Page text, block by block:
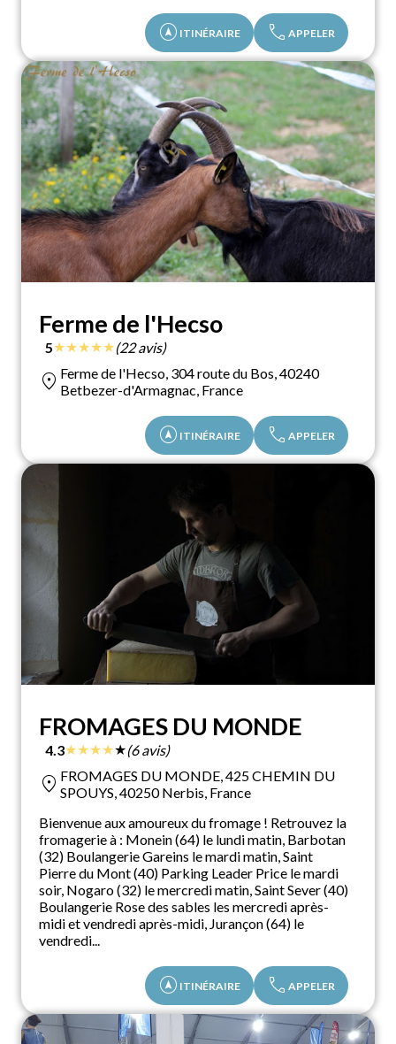
assistant_navigation ITINÉRAIRE call APPELER
Ferme de l'Hecso
5★★★★★(22 avis)
location_on Ferme de l'Hecso, 304 route du Bos, 40240
Betbezer-d'Armagnac, France
assistant_navigation ITINÉRAIRE call APPELER
FROMAGES DU MONDE
4.3★★★★★(6 avis)
location_on FROMAGES DU MONDE, 425 CHEMIN DU
SPOUYS, 40250 Nerbis, France
Bienvenue aux amoureux du fromage ! Retrouvez la
fromagerie à : Monein (64) le lundi matin, Barbotan
(32) Boulangerie Gareins le mardi matin, Saint
Pierre du Mont (40) Parking Leader Price le mardi
soir, Nogaro (32) le mercredi matin, Saint Sever (40)
Boulangerie Rose des sables les mercredi après-
midi et vendredi après-midi, Jurançon (64) le
vendredi...
assistant_navigation ITINÉRAIRE call APPELER